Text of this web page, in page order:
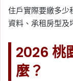
住戶實際要繳多少
資料、承租房型及
2026 桃
麼？